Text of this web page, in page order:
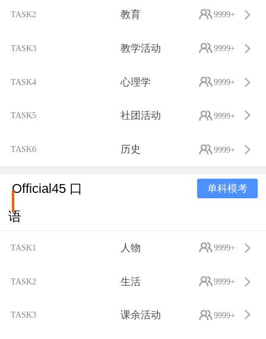
TASK2 教育 9999+
TASK3 教学活动 9999+
TASK4 心理学 9999+
TASK5 社团活动 9999+
TASK6 历史 9999+
Official45 口
语
单科模考
TASK1 人物 9999+
TASK2 生活 9999+
TASK3 课余活动 9999+